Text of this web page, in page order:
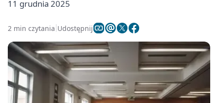
11 grudnia 2025
2 min czytania Udostępnij